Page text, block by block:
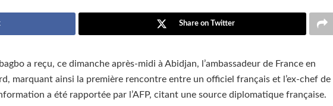
Share on Twitter
a reçu, ce dimanche après-midi à Abidjan, l’ambassadeur de France en
marquant ainsi la première rencontre entre un officiel français et l’ex-chef de
a été rapportée par l’AFP, citant une source diplomatique française.